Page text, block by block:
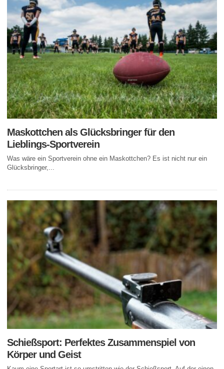
Maskottchen als Glücksbringer für den
Lieblings-Sportverein
Was wäre ein Sportverein ohne ein Maskottchen? Es ist nicht nur ein
Glücksbringer,...
Schießsport: Perfektes Zusammenspiel von
Körper und Geist